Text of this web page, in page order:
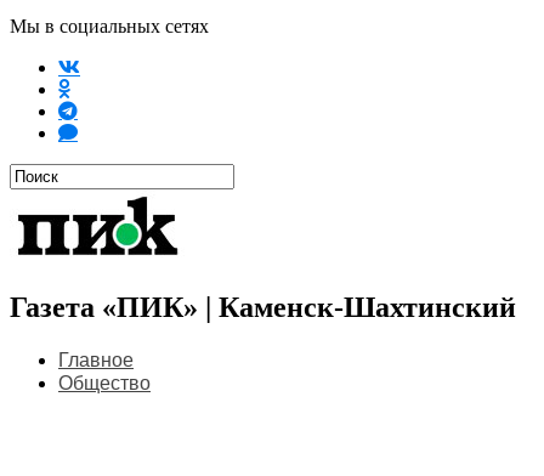
Мы в социальных сетях
Газета «ПИК» | Каменск-Шахтинский
Главное
Общество